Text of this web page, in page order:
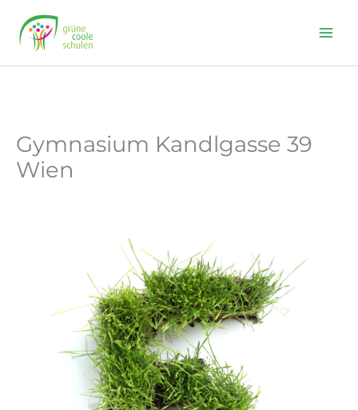
content
Gymnasium Kandlgasse 39
Wien